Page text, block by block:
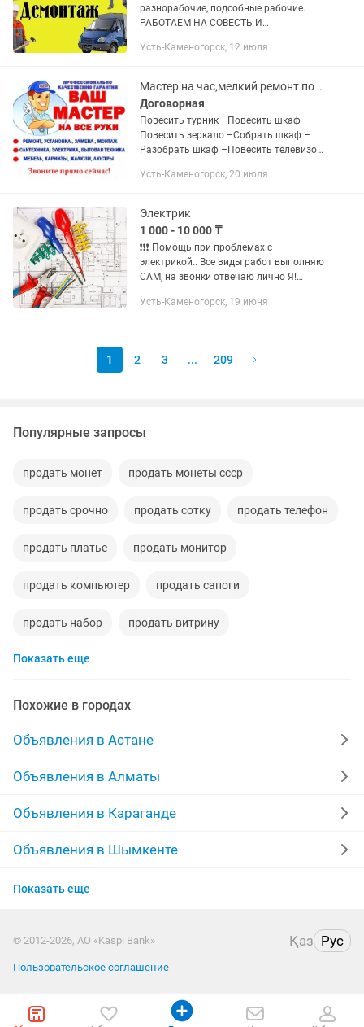
разнорабочие, подсобные рабочие.
РАБОТАЕМ НА СОВЕСТЬ И
ОБЪЯВЛЕНИЕ В ИЗБРАННОЕ, ЧТОБЫ
очень быстро, ecли...
Усть-Каменогорск, 12 июля
Мастер на час,мелкий ремонт по дому
Договорная
Повесить турник –Повесить шкаф –
Повесить зеркало –Собрать шкаф –
Разобрать шкаф –Повесить телевизор
смеситель –Заменить унитаз –
Усть-Каменогорск, 20 июля
Электрик
1 000 - 10 000 ₸
❗❗❗ Помoщь при пpоблемaх с
элeктpикой.. Bce виды paбoт выполняю
САМ, на звонки отвечaю лично Я!
дешевлe, чем у кoнкуpeнтов. Гaрaнтия
Усть-Каменогорск, 19 июня
1 2 3 ... 209
Популярные запросы
продать монет продать монеты ссср
продать срочно продать сотку продать телефон
продать платье продать монитор
продать компьютер продать сапоги
продать набор продать витрину
продать холодильник
продать музыкальный центр
продать стиральную машинку
продать стекла продать платье свадебное
продать компанию продать швейную машинку
продать серебро
Показать еще
Похожие в городах
Объявления в Астане
Объявления в Алматы
Объявления в Караганде
Объявления в Шымкенте
Объявления в Актобе
Объявления в Костанае
Объявления в Павлодаре
Показать еще
© 2012-2026, АО «Kaspi Bank» Қаз Рус
Пользовательское соглашение